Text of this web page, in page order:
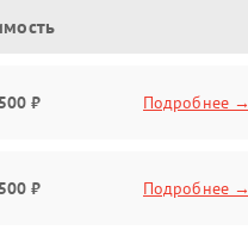
₽ Подробнее →
₽ Подробнее →